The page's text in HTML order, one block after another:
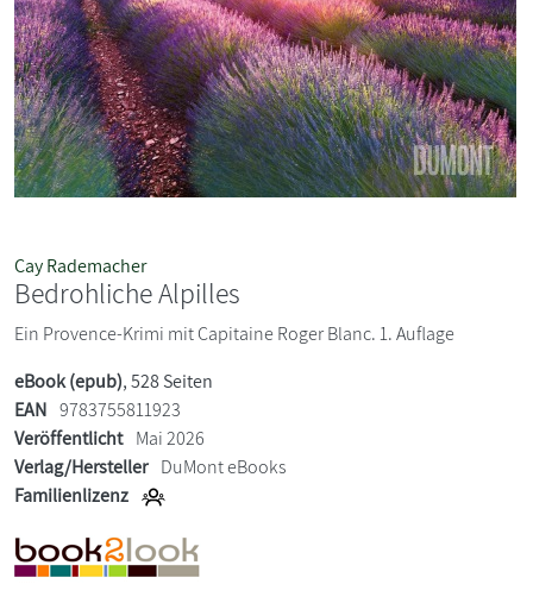
Cay Rademacher
Bedrohliche Alpilles
Ein Provence-Krimi mit Capitaine Roger Blanc. 1. Auflage
eBook (epub), 528 Seiten
EAN 9783755811923
Veröffentlicht Mai 2026
Verlag/Hersteller DuMont eBooks
Familienlizenz